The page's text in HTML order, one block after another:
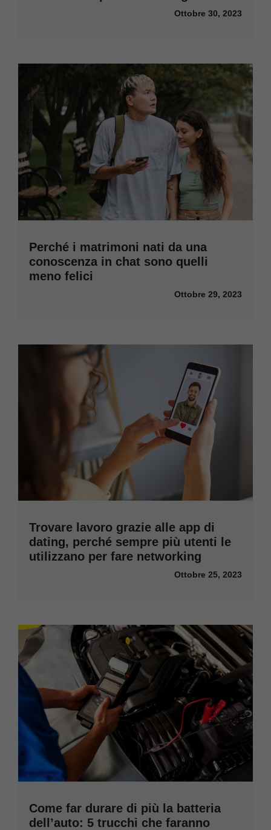
Ottobre 30, 2023
Perché i matrimoni nati da una
conoscenza in chat sono quelli
meno felici
Ottobre 29, 2023
Trovare lavoro grazie alle app di
dating, perché sempre più utenti le
utilizzano per fare networking
Ottobre 25, 2023
Come far durare di più la batteria
dell’auto: 5 trucchi che faranno